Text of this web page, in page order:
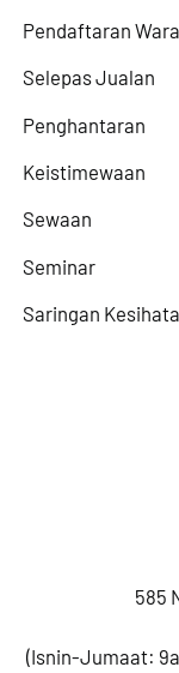
Pendaftaran
Selepas Jualan
Penghantaran
Keistimewaan
Sewaan
Seminar
Saringan
585
(Isnin-Jumaat: